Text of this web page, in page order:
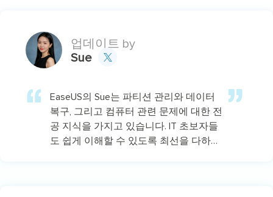
업데이트 by
Sue

EaseUS의 Sue는 파티션 관리와 데이터
복구, 그리고 컴퓨터 관련 문제에 대한 전
공 지식을 가지고 있습니다. IT 초보자들
도 쉽게 이해할 수 있도록 최선을 다하고